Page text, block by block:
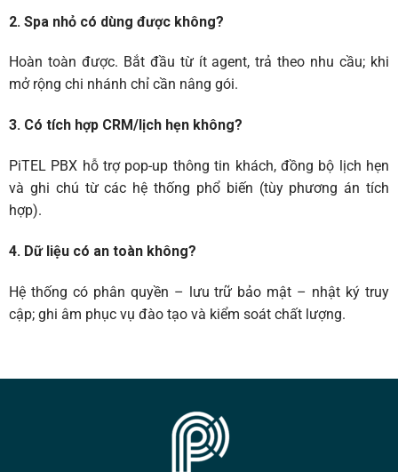
2. Spa nhỏ có dùng được không?
Hoàn toàn được. Bắt đầu từ ít agent, trả theo nhu cầu; khi
mở rộng chi nhánh chỉ cần nâng gói.
3. Có tích hợp CRM/lịch hẹn không?
PiTEL PBX hỗ trợ pop-up thông tin khách, đồng bộ lịch hẹn
và ghi chú từ các hệ thống phổ biến (tùy phương án tích
hợp).
4. Dữ liệu có an toàn không?
Hệ thống có phân quyền – lưu trữ bảo mật – nhật ký truy
cập; ghi âm phục vụ đào tạo và kiểm soát chất lượng.